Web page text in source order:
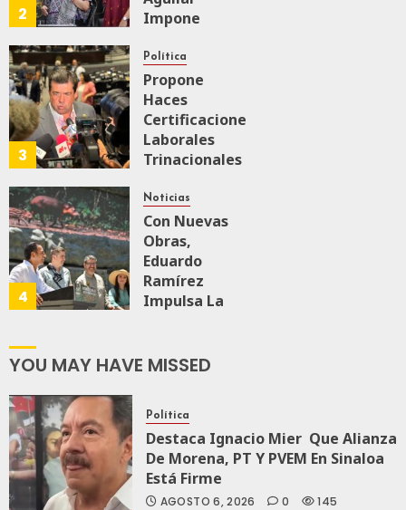
2
Impone
“Rosario
Castellanos”
A
Malú Mícher
AGOSTO 6, 2026
3
Política
Propone
Haces
Certificaciones
Laborales
Trinacionales
A México Para
Nueva
Economía
AGOSTO 5, 2026
0
71
4
Noticias
Con Nuevas
Obras,
Eduardo
Ramírez
Impulsa La
ZooMAT
YOU MAY HAVE MISSED
Política
Destaca Ignacio Mier Que Alianza
De Morena, PT Y PVEM En Sinaloa
Está Firme
AGOSTO 6, 2026 0 145